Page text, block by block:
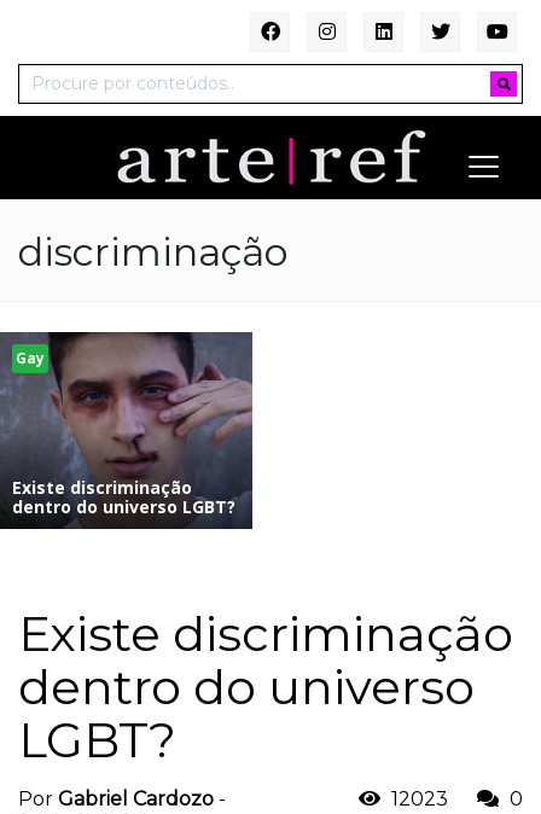
discriminação
Gay
Existe discriminação
dentro do universo LGBT?
Existe discriminação
dentro do universo
LGBT?
Por Gabriel Cardozo -
12023 0